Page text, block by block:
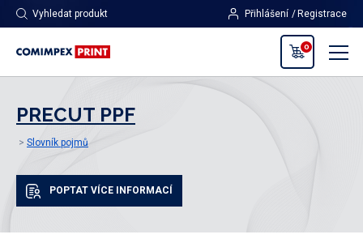
Vyhledat produkt Přihlášení Registrace
0
PRECUT PPF
Slovník pojmů
POPTAT VÍCE INFORMACÍ